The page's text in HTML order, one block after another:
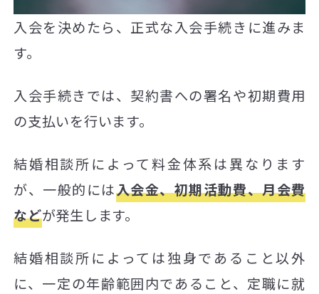
入会を決めたら、正式な入会手続きに進みま
す。
入会手続きでは、契約書への署名や初期費用
の支払いを行います。
結婚相談所によって料金体系は異なります
が、一般的には入会金、初期活動費、月会費
などが発生します。
結婚相談所によっては独身であること以外
に、一定の年齢範囲内であること、定職に就